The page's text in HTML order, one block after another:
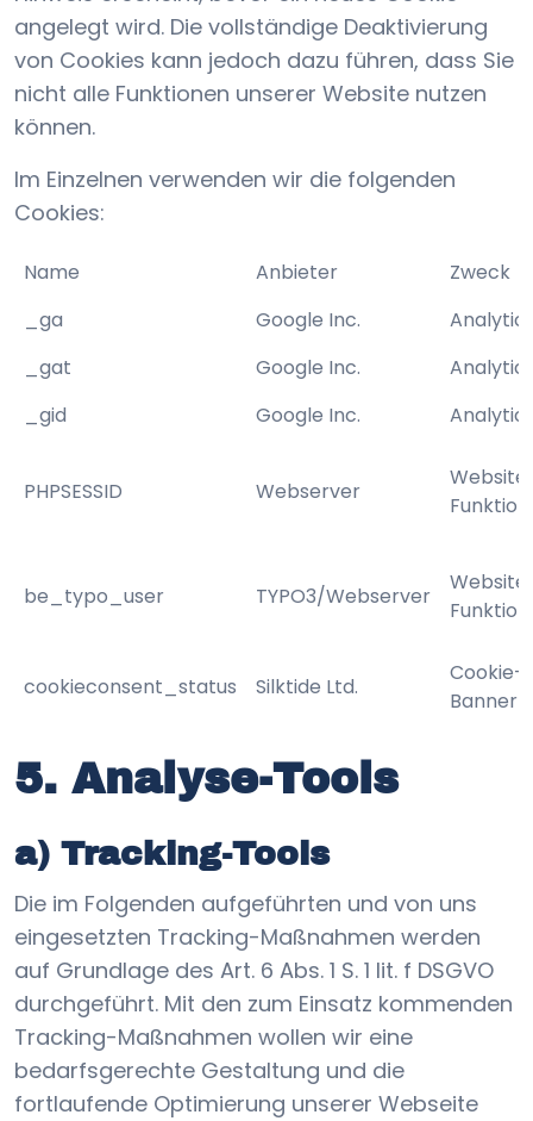
angelegt wird. Die vollständige Deaktivierung
von Cookies kann jedoch dazu führen, dass Sie
nicht alle Funktionen unserer Website nutzen
können.
Im Einzelnen verwenden wir die folgenden
Cookies:
Name Anbieter
Zweck
_ga
Google Inc.
_gat
Google Inc.
_gid
Google Inc.
PHPSESSID Webserver
Funktion
be_typo_user TYPO3/Webserver
Funktion
cookieconsent_status Silktide Ltd.
Cookie-
Banner
5. Analyse-Tools
a) Tracking-Tools
Die im Folgenden aufgeführten und von uns
eingesetzten Tracking-Maßnahmen werden
auf Grundlage des Art. 6 Abs. 1 S. 1 lit. f DSGVO
durchgeführt. Mit den zum Einsatz kommenden
Tracking-Maßnahmen wollen wir eine
bedarfsgerechte Gestaltung und die
fortlaufende Optimierung unserer Webseite